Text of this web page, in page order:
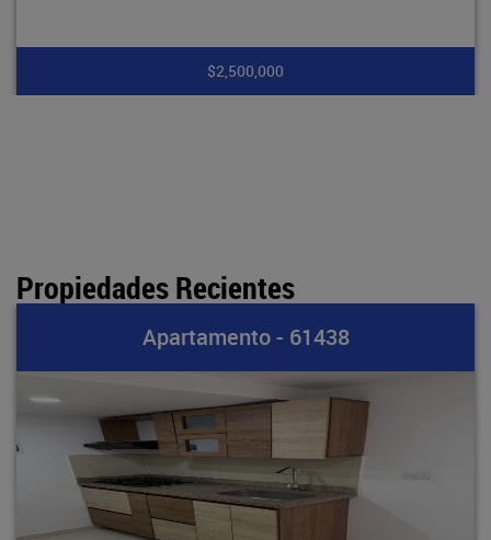
Propiedades Recientes
- 61438